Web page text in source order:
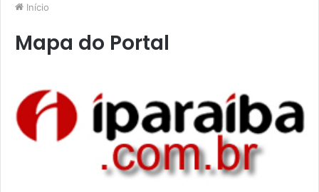
Início
Mapa do Portal